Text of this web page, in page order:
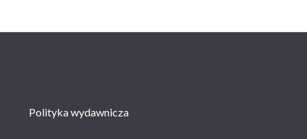
Polityka wydawnicza